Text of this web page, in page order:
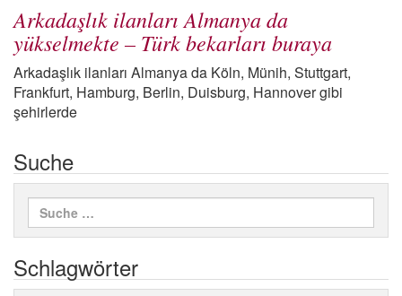
Arkadaşlık ilanları Almanya da
yükselmekte – Türk bekarları buraya
Arkadaşlık ilanları Almanya da Köln, Münih, Stuttgart,
Frankfurt, Hamburg, Berlin, Duisburg, Hannover gibi
şehirlerde
Suche
Schlagwörter